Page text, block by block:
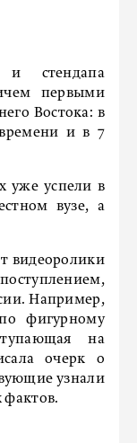
и стендапа
первыми
Востока: в
и в 7
уже успели в
вузе, а
видеоролики
Например,
фигурному
на
очерк о
узнали
фактов.